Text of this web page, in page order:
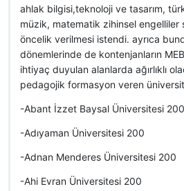
ahlak bilgisi,teknoloji ve tasarım,
müzik, matematik zihinsel engelliler
öncelik verilmesi istendi. ayrıca
dönemlerinde de kontenjanların
ihtiyaç duyulan alanlarda ağırlıklı
pedagojik formasyon veren
-Abant İzzet Baysal Üniversitesi 200
-Adıyaman Üniversitesi 200
-Adnan Menderes Üniversitesi 200
-Ahi Evran Üniversitesi 200